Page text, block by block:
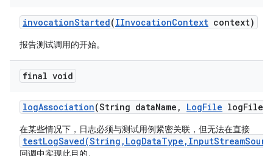
invocationStarted(IInvocationContext context)
报告测试调用的开始。
final void
logAssociation(String dataName , LogFile logFile)
在某些情况下，日志必须与测试用例紧密关联，但无法在直接
回调中实现此目的。